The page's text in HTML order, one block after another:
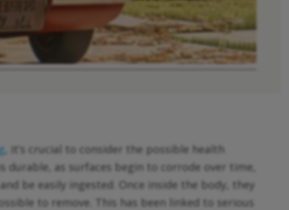
, it’s crucial to consider the possible health
durable, as surfaces begin to corrode over time,
be easily ingested. Once inside the body, they
to remove. This has been linked to serious